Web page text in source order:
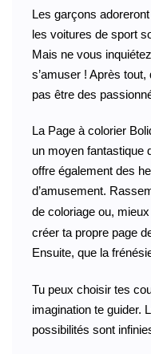
Les garçons
les voitures de sport
Mais ne vous
s’amuser ! Après
pas être des
La Page à colorier
un moyen fantastique
offre également des
d’amusement.
de coloriage ou,
créer ta propre page
Ensuite, que la
Tu peux choisir tes
imagination te guider.
possibilités sont